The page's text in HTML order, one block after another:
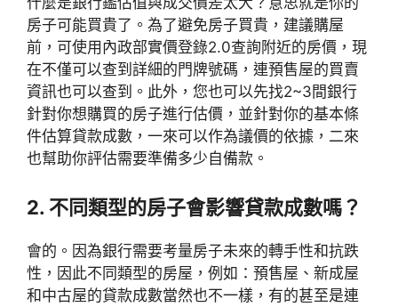
房子可能買貴了。為了避免房子買貴，建議購屋
前，可使用內政部實價登錄2.0查詢附近的房價，現
在不僅可以查到詳細的門牌號碼，連預售屋的買賣
資訊也可以查到。此外，您也可以先找2~3間銀行
針對你想購買的房子進行估價，並針對你的基本條
件估算貸款成數，一來可以作為議價的依據，二來
也幫助你評估需要準備多少自備款。
2. 不同類型的房子會影響貸款成數嗎？
會的。因為銀行需要考量房子未來的轉手性和抗跌
性，因此不同類型的房屋，例如：預售屋、新成屋
和中古屋的貸款成數當然也不一樣，有的甚至是連